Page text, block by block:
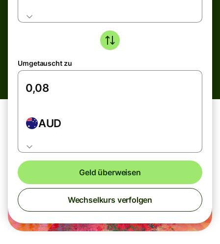
Umgetauscht zu
AUD
Geld überweisen
Wechselkurs verfolgen